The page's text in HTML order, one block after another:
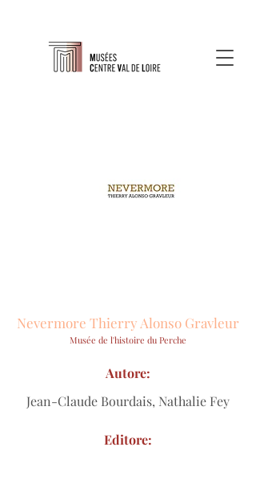
Nevermore Thierry Alonso Gravleur
Musée de l'histoire du Perche
Jean-Claude Bourdais, Nathalie Fey
Autore:
Editore: